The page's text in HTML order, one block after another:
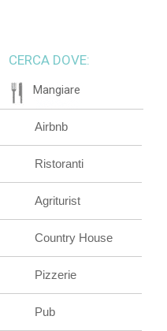
CERCA DOVE:
Mangiare
Airbnb
Ristoranti
Agriturist
Country House
Pizzerie
Pub